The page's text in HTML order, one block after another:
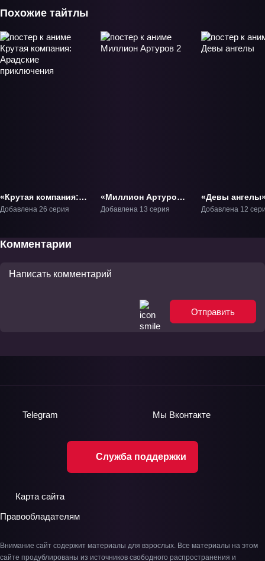
Похожие тайтлы
«Крутая компания:
Арадские
Добавлена 26 серия
«Миллион Артуров
2» ТВ-2
Добавлена 13 серия
«Девы
Добавлена 12
Комментарии
Отправить
Служба поддержки
Telegram Мы Вконтакте
Карта сайта
Правообладателям
Внимание сайт содержит материалы для взрослых. Все материалы на этом
сайте продублированы из источников свободного распространения и